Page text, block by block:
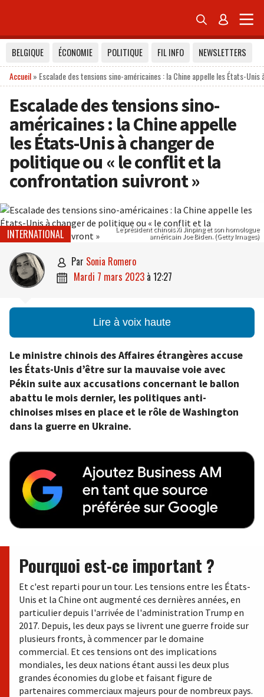
 
BELGIQUE ÉCONOMIE POLITIQUE FIL INFO
NEWSLETTERS
Accueil» Escalade des tensions sino-américaines : la Chine appelle les États-
Escalade des tensions sino-
américaines : la Chine appelle
les États-Unis à changer de
politique ou « le conflit et la
confrontation suivront »
Le président chinois Xi Jinping et son homologue
américain Joe Biden. (Getty Images)
INTERNATIONAL
 par Sonia Romero
 mardi 7 mars 2023 à 12:27
Lire à voix haute
Le ministre chinois des Affaires étrangères accuse
les États-Unis d’être sur la mauvaise voie avec
Pékin suite aux accusations concernant le ballon
abattu le mois dernier, les politiques anti-
chinoises mises en place et le rôle de Washington
dans la guerre en Ukraine.
Pourquoi est-ce important ?
Et c'est reparti pour un tour. Les tensions entre les États-
Unis et la Chine ont augmenté ces dernières années, en
particulier depuis l'arrivée de l'administration Trump en
2017. Depuis, les deux pays se livrent une guerre froide sur
plusieurs fronts, à commencer par le domaine
commercial. Et ces tensions ont des implications
mondiales, les deux nations étant aussi les deux plus
grandes économies du globe et faisant figure de
partenaires commerciaux majeurs pour de nombreux pays.